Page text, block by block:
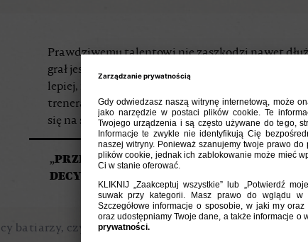
Prawdziwemu talentowi nie zaszkodzi nawet
grał jeszcze w sierpniu ub.r. (...), osiągnął już
lepiej, niż dawniej, gdy chodzi o decyzję
trenera, przestał marudzić i o ile tylko znalazł
się na strzał.
„PRZEGLĄD SPORTOWY”; 15 KWIETNIA
DECYZJA STRZAŁOWA
batiarzy, czyli chłopcy ulicy, narwańcy i łobuzy,